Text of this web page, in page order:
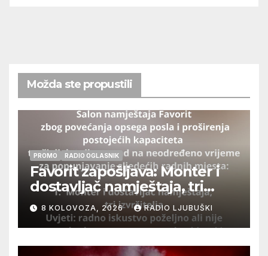
Možda ste propustili
PROMO RADIO OGLASNIK
Favorit zapošljava: Monter i
dostavljač namještaja, tri
izvršitelja
8 KOLOVOZA, 2026 RADIO LJUBUŠKI